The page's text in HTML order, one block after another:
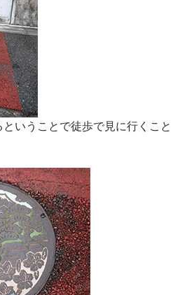
いうことで徒歩で見に行くこと